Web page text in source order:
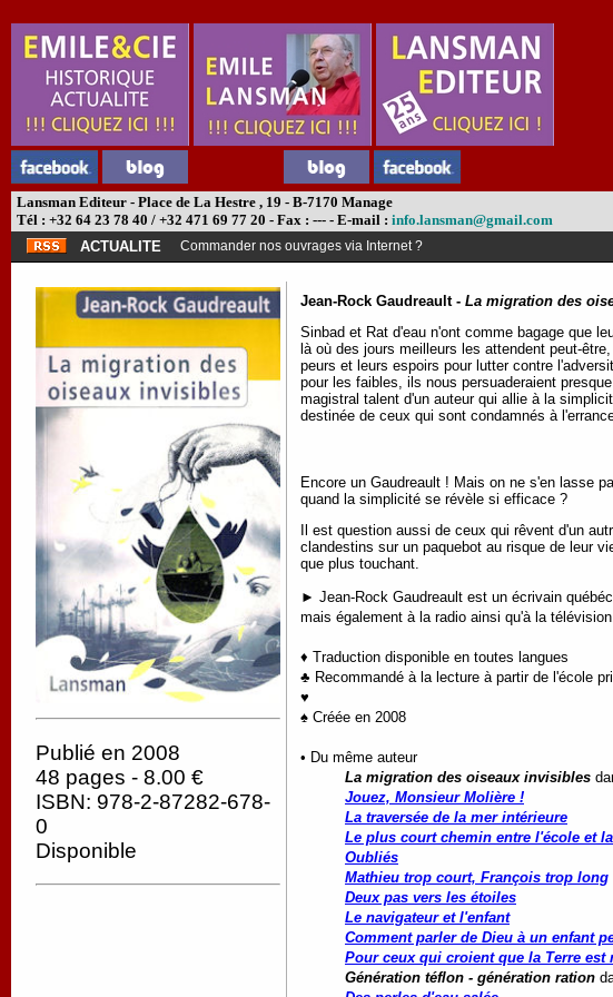
Lansman Editeur - Place de La Hestre , 19 - B-7170 Manage
Tél : +32 64 23 78 40 / +32 471 69 77 20 - Fax : --- - E-mail : info.lansman@gmail.com
ACTUALITE Commander nos ouvrages via Internet ?
Publié en 2008
48 pages - 8.00 €
ISBN: 978-2-87282-678-
0
Disponible
Jean-Rock Gaudreault - La migration des
Sinbad et Rat d'eau n'ont comme bagage que
là où des jours meilleurs les attendent peut-
peurs et leurs espoirs pour lutter contre
pour les faibles, ils nous persuaderaient
magistral talent d'un auteur qui allie à la
destinée de ceux qui sont condamnés à
Encore un Gaudreault ! Mais on ne s'en lasse
quand la simplicité se révèle si efficace ?
Il est question aussi de ceux qui rêvent d'un
clandestins sur un paquebot au risque de leur
que plus touchant.
► Jean-Rock Gaudreault est un écrivain
mais également à la radio ainsi qu'à la télévision.
♦ Traduction disponible en toutes langues
♣ Recommandé à la lecture à partir de l'école
♥
♠ Créée en 2008
• Du même auteur
La migration des oiseaux invisibles
Jouez, Monsieur Molière !
La traversée de la mer intérieure
Le plus court chemin entre l'école et
Oubliés
Mathieu trop court, François trop long
Deux pas vers les étoiles
Le navigateur et l'enfant
Comment parler de Dieu à un enfant
Pour ceux qui croient que la Terre est
Génération téflon - génération ration